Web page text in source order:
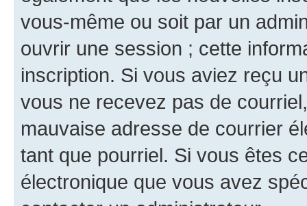
vous-même ou soit par un
ouvrir une session ; cette
inscription. Si vous aviez reçu
vous ne recevez pas de
mauvaise adresse de courrier
tant que pourriel. Si vous êtes
électronique que vous avez